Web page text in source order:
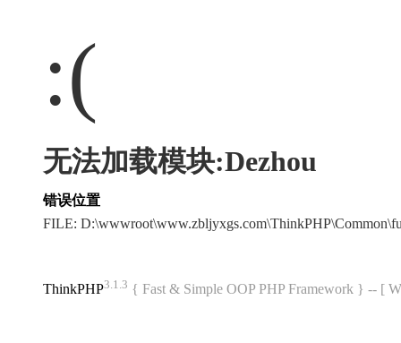
:(
无法加载模块:Dezhou
错误位置
FILE:
ThinkPHP3.1.3 { Fast & Simple OOP PHP Framework } -- [